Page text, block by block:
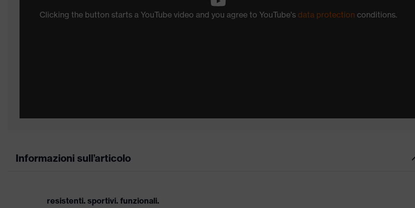
Clicking the button starts a YouTube video and you agree to YouTube's data protection conditions.
Informazioni sull’articolo
resistenti. sportivi. funzionali.